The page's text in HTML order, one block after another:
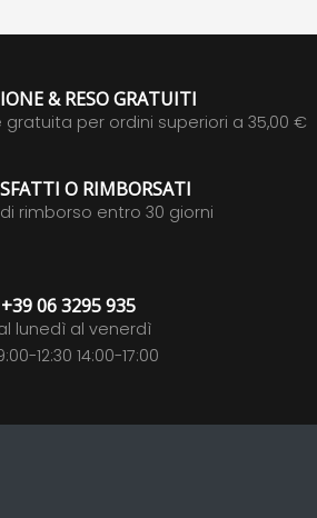
& RESO GRATUITI
gratuita per ordini superiori a 35,00 €
O RIMBORSATI
rimborso entro 30 giorni
+39 06 3295 935
lunedì al venerdì
12:30 14:00-17:00